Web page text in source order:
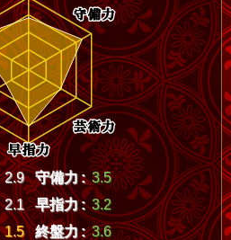
2.9 守備力 : 3.5
2.1 早指力 : 3.2
1.5 終盤力 : 3.6